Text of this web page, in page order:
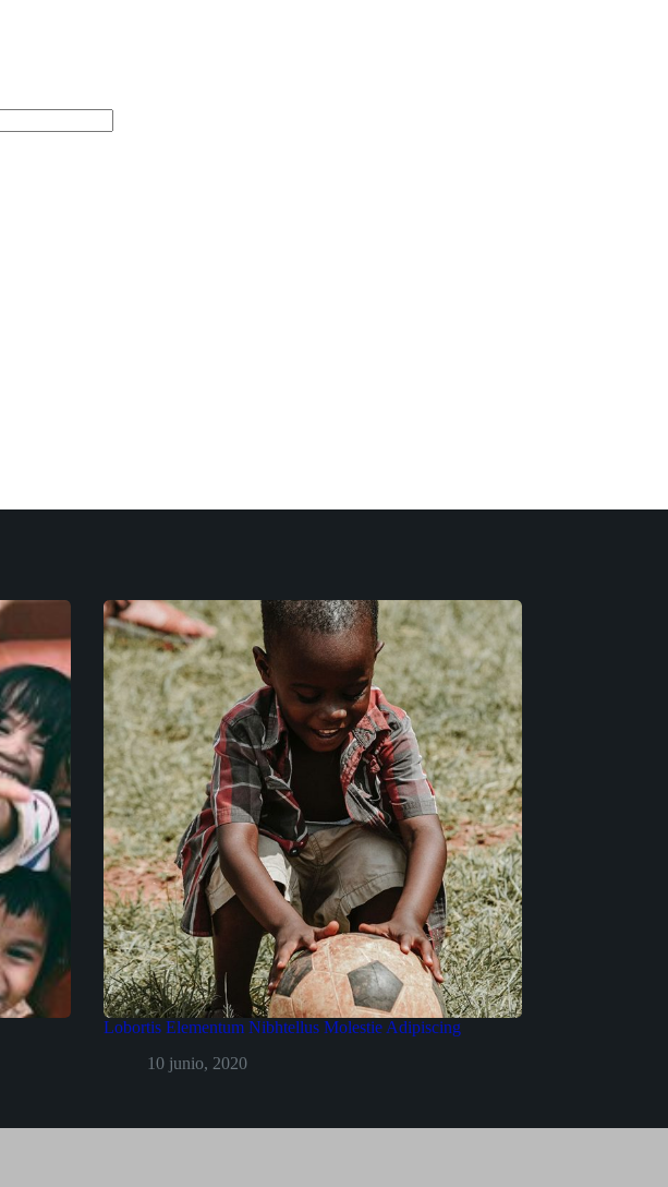
Lobortis Elementum Nibhtellus Molestie Adipiscing
10 junio, 2020